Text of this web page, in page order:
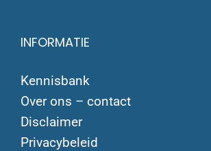
INFORMATIE
Kennisbank
Over ons – contact
Disclaimer
Privacybeleid